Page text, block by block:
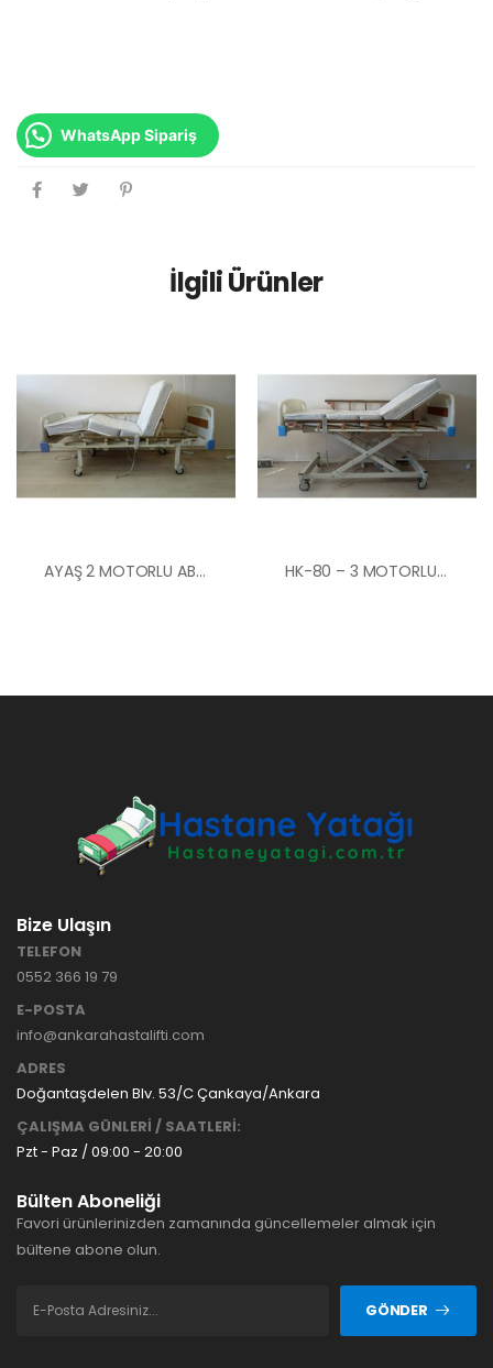
WhatsApp Sipariş
İlgili Ürünler
AYAŞ 2 MOTORLU ABS BAŞLIKLI HASTA YATAĞI HK-80 – 3 MOTORLU ASANSÖRLÜ MERDİVEN KORKULUKLU HASTA KARYOLASI ANKARA HASTA KARYOLASI KİRALAMA ANKARA HASTA KARTYOLASI SATIŞ
Bize Ulaşın
TELEFON
0552 366 19 79
E-POSTA
info@ankarahastalifti.com
ADRES
Doğantaşdelen Blv. 53/C Çankaya/Ankara
ÇALIŞMA GÜNLERİ / SAATLERİ:
Pzt - Paz / 09:00 - 20:00
Bülten Aboneliği
Favori ürünlerinizden zamanında güncellemeler almak için
bültene abone olun.
GÖNDER